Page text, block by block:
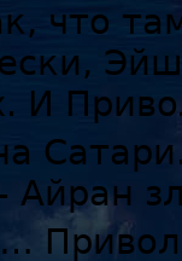
что
И
Айран